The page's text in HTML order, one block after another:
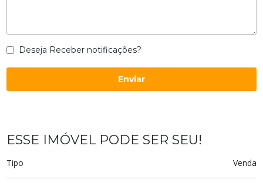
Deseja Receber notificações?
Enviar
ESSE IMÓVEL PODE SER SEU!
Tipo Venda